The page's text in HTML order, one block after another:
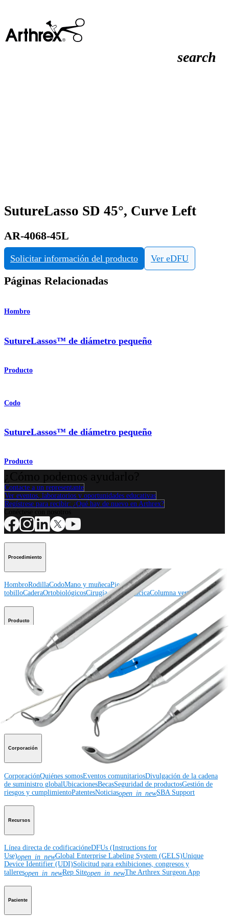
search
SutureLasso SD 45°, Curve Left
AR-4068-45L
Solicitar información del producto Ver eDFU
Páginas Relacionadas
Hombro
SutureLassos™ de diámetro pequeño
Producto
Codo
SutureLassos™ de diámetro pequeño
Producto
Contacte a un representante
Ver eventos, laboratorios y oportunidades educativas
Regístrese para recibir: ¿Qué hay de nuevo en Arthrex?
Procedimiento
HombroRodillaCodoMano y muñecaPie y
tobilloCaderaOrtobiológicosCirugía cardiotorácicaColumna vertebral
Producto
RodillaCodoMano y muñecaPie y tobilloCaderaOrtobiológicos
Cirugía cardiotorácica
Columna vertebralImagen y resección
Educación médica
Educación médicaDescripción de cursos Calendario de cursosArthroLab™ -
UbicacionesNuestro departamento de educación médicaOrthoPedia
Corporación
CorporaciónQuiénes somosEventos comunitariosDivulgación de la cadena
de suministro globalUbicacionesBecasSeguridad de productosGestión de
riesgos y cumplimientoPatentesNoticiasopen_in_newSBA Support
Recursos
Línea directa de codificacióneDFUs (Instructions for
Use)open_in_newGlobal Enterprise Labeling System (GELS)Unique
Device Identifier (UDI)Solicitud para exhibiciones, congresos y
talleresopen_in_newRep Siteopen_in_newThe Arthrex Surgeon App
Paciente